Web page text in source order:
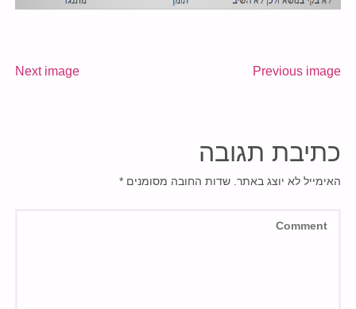
Previous image
Next image
כתיבת תגובה
האימייל לא יוצג באתר. שדות החובה מסומנים *